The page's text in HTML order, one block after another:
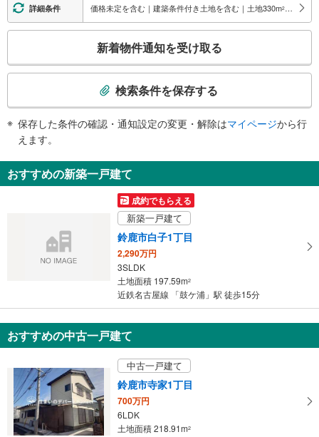
スロープ
・改札⇔地上
詳細条件 価格未定を含む｜建築条件付き土地を含む｜土地330m2 以上
検
知
を
マ
イ
ペ
ー
に
保
存
新着物件通知を受け取る
検索条件を保存する
保存した条件の確認・通知設定の変更・解除はマイページから行
えます。
おすすめの新築一戸建て
成約でもらえる
新築一戸建て
鈴鹿市白子1丁目
2,290万円
3SLDK
土地面積 197.59m2
近鉄名古屋線 「鼓ケ浦」駅 徒歩15分
おすすめの中古一戸建て
中古一戸建て
鈴鹿市寺家1丁目
700万円
6LDK
土地面積 218.91m2